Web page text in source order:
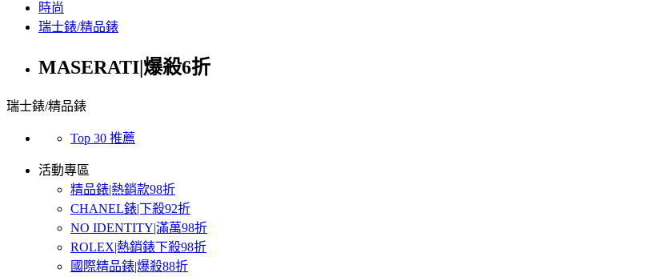
時尚
瑞士錶/精品錶
MASERATI|爆殺6折
瑞士錶/精品錶
Top 30 推薦
活動專區
精品錶|熱銷款98折
CHANEL錶|下殺92折
NO IDENTITY|滿萬98折
ROLEX|熱銷錶下殺98折
國際精品錶|爆殺88折